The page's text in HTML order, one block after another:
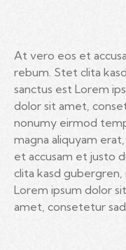
At vero eos et
rebum. Stet clita
sanctus est Lorem
dolor sit amet,
nonumy eirmod
magna aliquyam
et accusam et justo
clita kasd gubergren,
Lorem ipsum dolor
amet, consetetur